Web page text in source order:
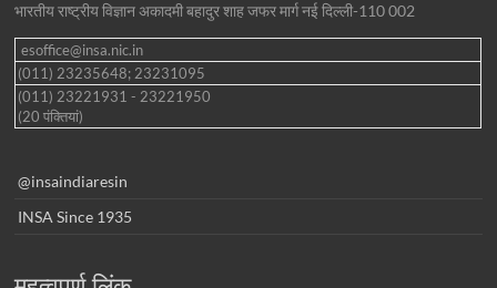
भारतीय राष्ट्रीय विज्ञान अकादमी बहादुर शाह जफर मार्ग नई दिल्ली-110 002
esoffice@insa.nic.in
(011) 23235648; 23231095
(011) 23221931 - 23221950
(20 पंक्तियां)
@insaindiaresin
INSA Since 1935